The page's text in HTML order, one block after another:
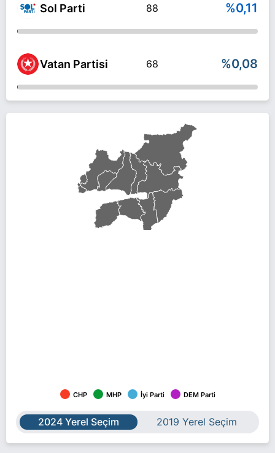
Sol Parti 88 %0,11
Vatan Partisi 68 %0,08
CHP MHP İyi Parti DEM Parti
2024 Yerel Seçim 2019 Yerel Seçim